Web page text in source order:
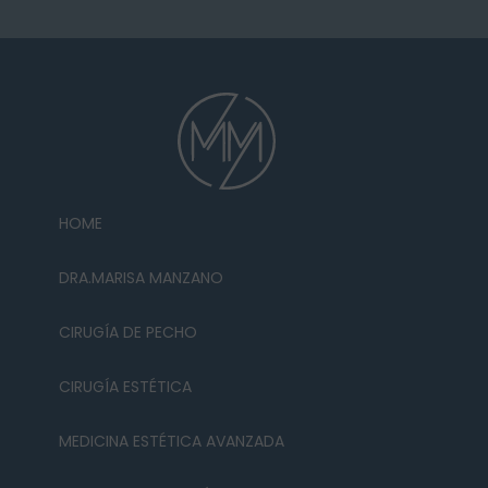
HOME
DRA.MARISA MANZANO
CIRUGÍA DE PECHO
CIRUGÍA ESTÉTICA
MEDICINA ESTÉTICA AVANZADA